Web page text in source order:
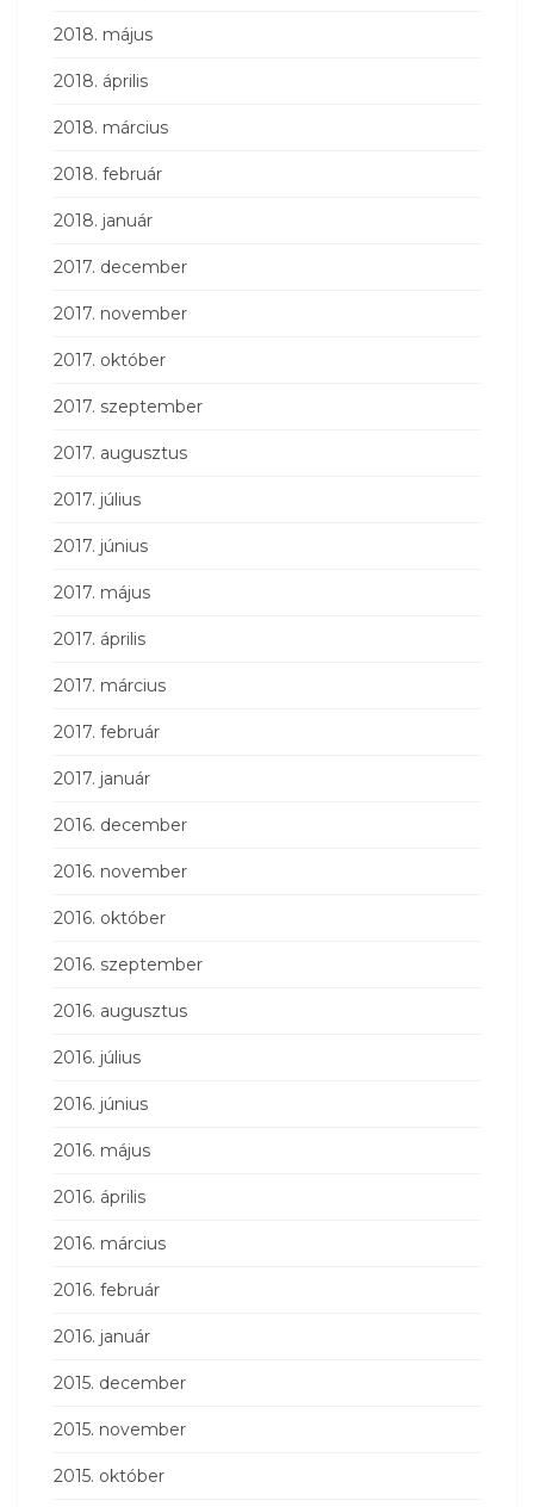
2018. május
2018. április
2018. március
2018. február
2018. január
2017. december
2017. november
2017. október
2017. szeptember
2017. augusztus
2017. július
2017. június
2017. május
2017. április
2017. március
2017. február
2017. január
2016. december
2016. november
2016. október
2016. szeptember
2016. augusztus
2016. július
2016. június
2016. május
2016. április
2016. március
2016. február
2016. január
2015. december
2015. november
2015. október